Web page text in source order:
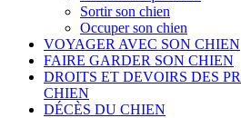
Sortir son chien
Occuper son chien
VOYAGER AVEC SON CHIEN
FAIRE GARDER SON CHIEN
DROITS ET DEVOIRS DES
CHIEN
DÉCÈS DU CHIEN